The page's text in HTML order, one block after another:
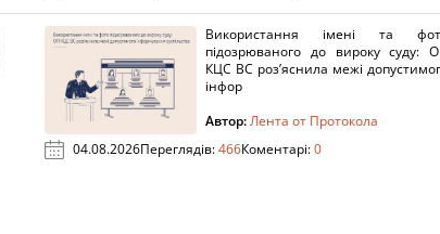
Використання імені та
підозрюваного до вироку суду:
КЦС ВС роз’яснила межі
інфор
Автор:Лента от Протокола
04.08.2026Переглядів:466Коментарі:0